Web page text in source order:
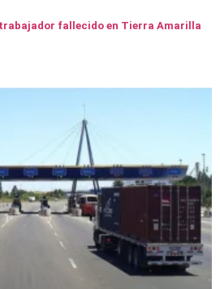
fallecido en Tierra Amarilla